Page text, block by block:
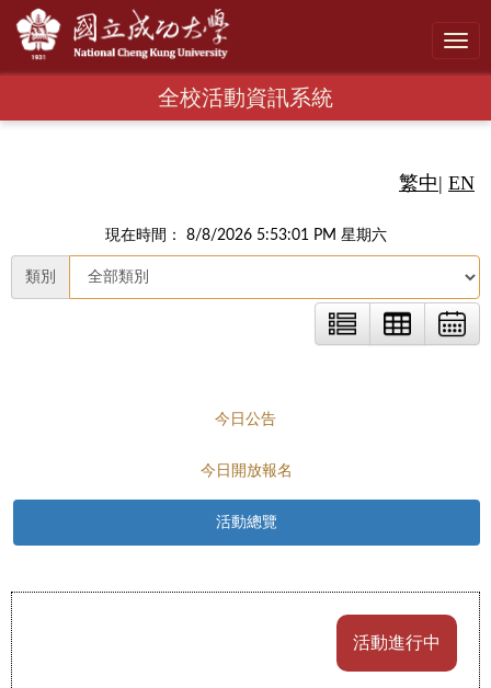
全校活動資訊系統
繁中| EN
現在時間： 8/8/2026 5:53:02 PM 星期六
類別
今日公告
今日開放報名
活動總覽
活動進行中